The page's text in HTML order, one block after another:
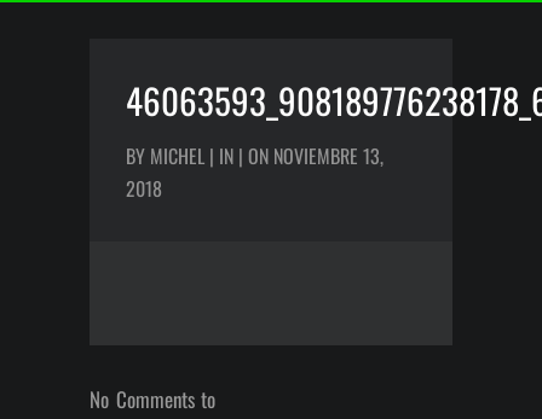
BY MICHEL | IN | ON NOVIEMBRE 13,
2018
No Comments to